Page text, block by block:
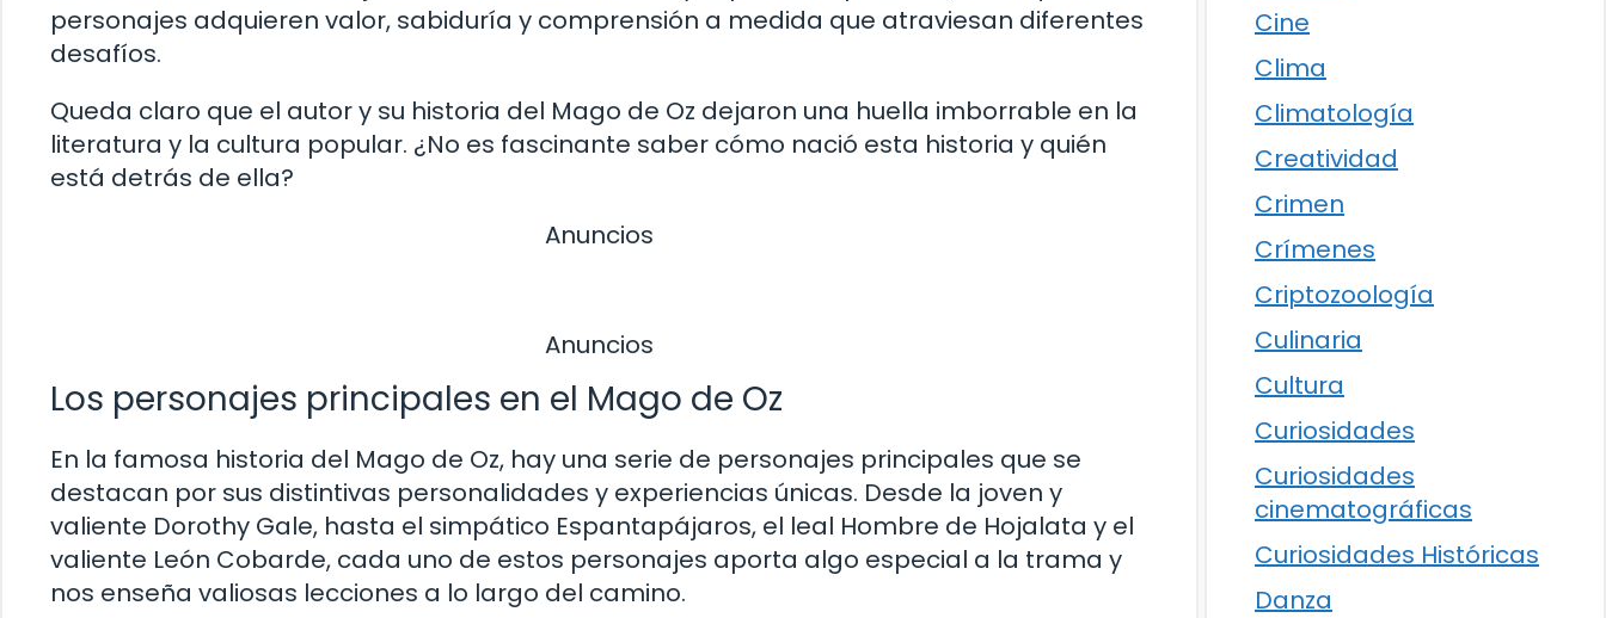
personajes adquieren valor, sabiduría y comprensión a medida que atraviesan diferentes
desafíos.
Queda claro que el autor y su historia del Mago de Oz dejaron una huella imborrable en la
literatura y la cultura popular. ¿No es fascinante saber cómo nació esta historia y quién
está detrás de ella?
Anuncios
Anuncios
Los personajes principales en el Mago de Oz
En la famosa historia del Mago de Oz, hay una serie de personajes principales que se
destacan por sus distintivas personalidades y experiencias únicas. Desde la joven y
valiente Dorothy Gale, hasta el simpático Espantapájaros, el leal Hombre de Hojalata y el
valiente León Cobarde, cada uno de estos personajes aporta algo especial a la trama y
nos enseña valiosas lecciones a lo largo del camino.
Cine
Clima
Climatología
Creatividad
Crimen
Crímenes
Criptozoología
Culinaria
Cultura
Curiosidades
Curiosidades
cinematográficas
Curiosidades Históricas
Danza